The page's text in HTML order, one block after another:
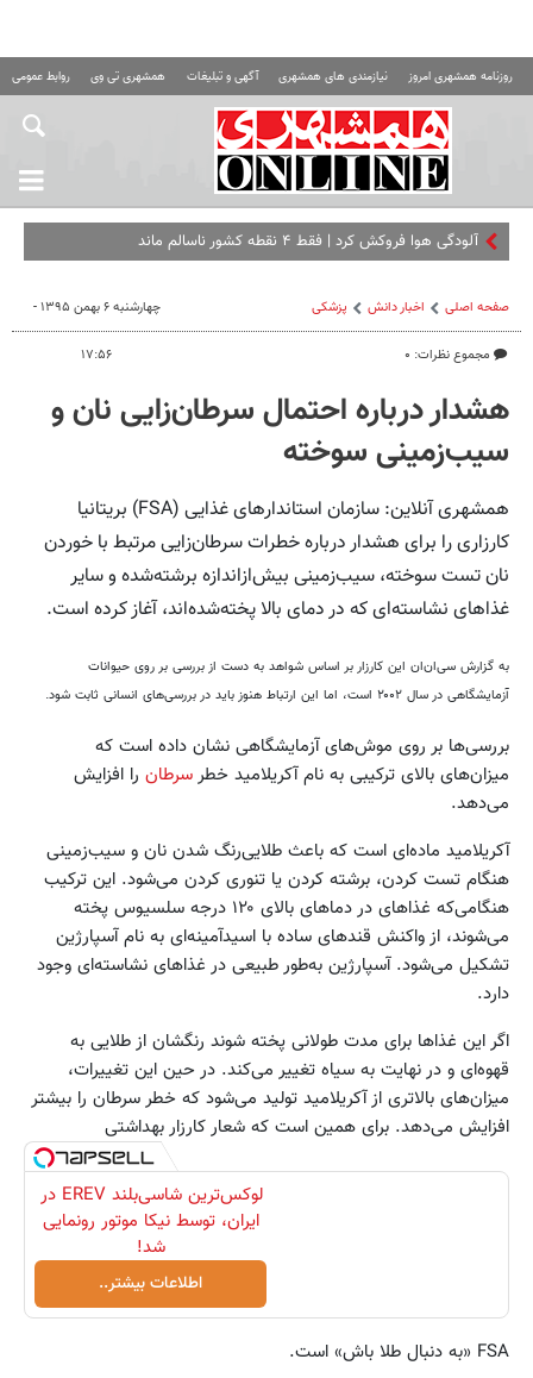
روزنامه همشهری امروز نیازمندی های همشهری آگهی و تبلیغات همشهری تی وی روابط عمومی
آلودگی هوا فروکش کرد | فقط ۴ نقطه کشور ناسالم ماند
صفحه اصلی اخبار دانش پزشکی
مجموع نظرات: ۰
چهارشنبه ۶ بهمن ۱۳۹۵ -
۱۷:۵۶
هشدار درباره احتمال سرطان‌زایی نان و
سیب‌زمینی سوخته
همشهری آنلاین: سازمان استاندارهای غذایی (FSA) بریتانیا
کارزاری را برای هشدار درباره خطرات سرطان‌زایی مرتبط با خوردن
نان تست سوخته، سیب‌زمینی بیش‌ازاندازه برشته‌شده و سایر
غذاهای نشاسته‌ای که در دمای بالا پخته‌شده‌اند، آغاز کرده است.
به گزارش سی‌ان‌ان این کارزار بر اساس شواهد به دست از بررسی بر روی حیوانات
آزمایشگاهی در سال ۲۰۰۲ است، اما این ارتباط هنوز باید در بررسی‌های انسانی ثابت شود.
بررسی‌ها بر روی موش‌های آزمایشگاهی نشان داده است که
میزان‌های بالای ترکیبی به نام آکریلامید خطرسرطان را افزایش
می‌دهد.
آکریلامید ماده‌ای است که باعث طلایی‌رنگ شدن نان و سیب‌زمینی
هنگام تست کردن، برشته کردن یا تنوری کردن می‌شود. این ترکیب
هنگامی‌که غذاهای در دماهای بالای ۱۲۰ درجه سلسیوس پخته
می‌شوند، از واکنش قندهای ساده با اسیدآمینه‌ای به نام آسپارژین
تشکیل می‌شود. آسپارژین به‌طور طبیعی در غذاهای نشاسته‌ای وجود
دارد.
اگر این غذاها برای مدت طولانی پخته شوند رنگشان از طلایی به
قهوه‌ای و در نهایت به سیاه تغییر می‌کند. در حین این تغییرات،
میزان‌های بالاتری از آکریلامید تولید می‌شود که خطر سرطان را بیشتر
افزایش می‌دهد. برای همین است که شعار کارزار بهداشتی
لوکس‌ترین شاسی‌بلند EREV در
ایران، توسط نیکا موتور رونمایی
شد!
اطلاعات بیشتر..
FSA «به دنبال طلا باش» است.